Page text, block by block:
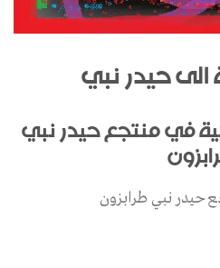
الى حيدر نبي
في منتجع حيدر نبي